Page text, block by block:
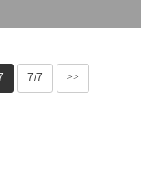
中的三级层次管理
7/7 >>